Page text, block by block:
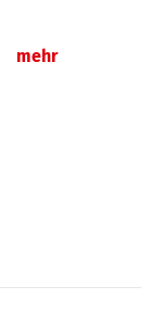
mehr